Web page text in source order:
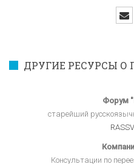
ДРУГИЕ РЕСУРСЫ О
Форум
старейший
Консультации по